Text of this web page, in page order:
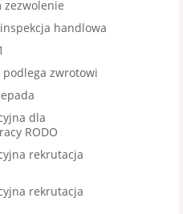
zezwolenie
handlowa
zwrotowi
dla
RODO
rekrutacja
rekrutacja